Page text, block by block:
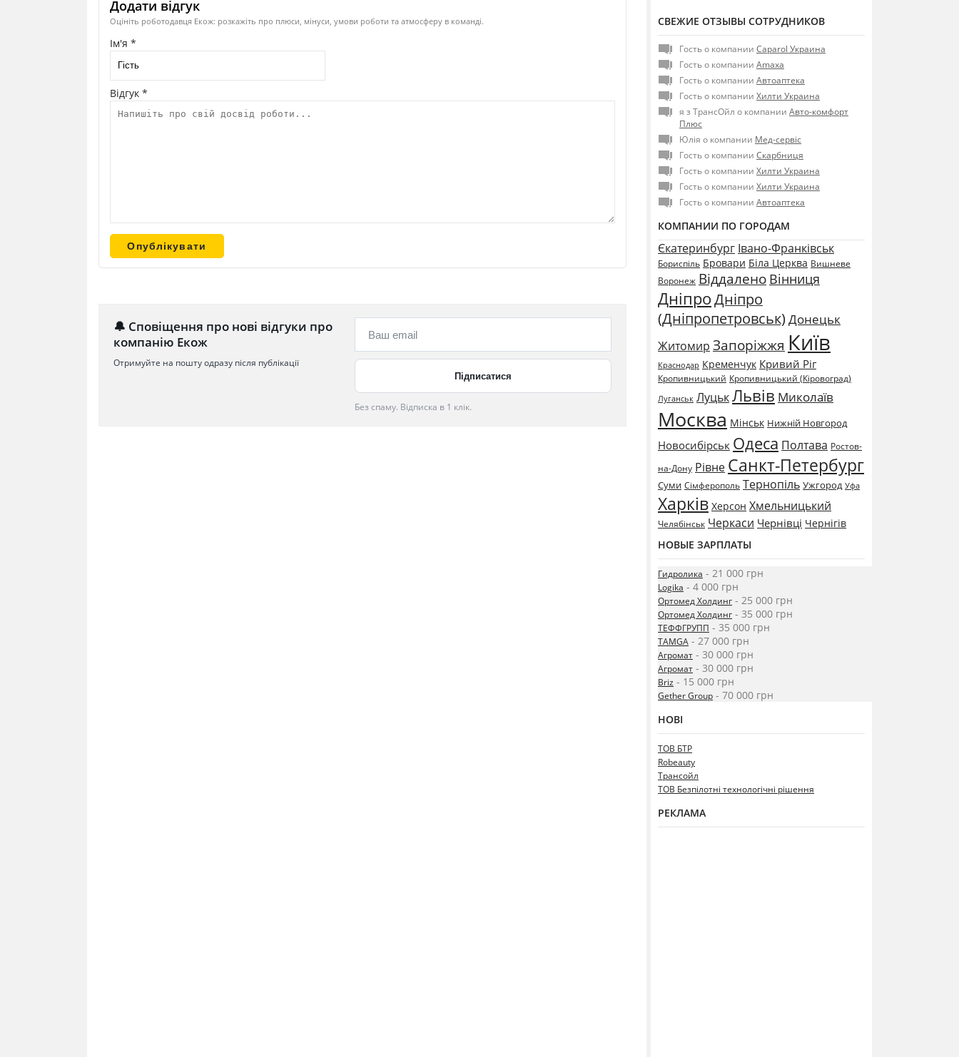
Додати відгук
Оцініть роботодавця Екож: розкажіть про плюси, мінуси, умови роботи та атмосферу в команді.
Ім'я *
Відгук *
🔔 Сповіщення про нові відгуки про
компанію Екож
Отримуйте на пошту одразу після публікації
Без спаму. Відписка в 1 клік.
СВЕЖИЕ ОТЗЫВЫ СОТРУДНИКОВ
Гость о компании Caparol Украина
Гость о компании Amaxa
Гость о компании Автоаптека
Гость о компании Хилти Украина
я з ТрансОйл о компании Авто-комфорт
Плюс
Юлія о компании Мед-сервіс
Гость о компании Скарбниця
Гость о компании Хилти Украина
Гость о компании Хилти Украина
Гость о компании Автоаптека
КОМПАНИИ ПО ГОРОДАМ
Єкатеринбург Івано-Франківськ
Бориспіль Бровари Біла Церква Вишневе
Воронеж Віддалено Вінниця
ДніпроДніпро
(Дніпропетровськ) Донецьк
Житомир Запоріжжя Київ
Краснодар Кременчук Кривий Ріг
Кропивницький Кропивницький (Кіровоград)
Луганськ ЛуцькЛьвів Миколаїв
Москва Мінськ Нижній Новгород
Новосибірськ Одеса Полтава Ростов-
на-Дону Рівне Санкт-Петербург
Суми Сімферополь Тернопіль Ужгород Уфа
Харків Херсон Хмельницький
Челябінськ Черкаси Чернівці Чернігів
НОВЫЕ ЗАРПЛАТЫ
Гидролика - 21 000 грн
Logika - 4 000 грн
Ортомед Холдинг - 25 000 грн
Ортомед Холдинг - 35 000 грн
ТЕФФГРУПП - 35 000 грн
TAMGA - 27 000 грн
Агромат - 30 000 грн
Агромат - 30 000 грн
Briz - 15 000 грн
Gether Group - 70 000 грн
НОВІ
ТОВ БТР
Robeauty
Трансойл
ТОВ Безпілотні технологічні рішення
РЕКЛАМА